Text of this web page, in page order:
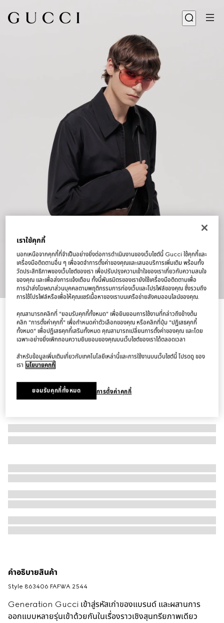
/12
กระเป๋า Lunetta small crossbody bag
฿39,500
ตัวแปร ผ้าแคนวาส GG สีน้ำตาลเข้ม
คำอธิบายสินค้า
Style ‎863406 FAFWA 2544
Generation Gucci เข้าสู่รหัสเก่าของแบรนด์ และผสานการ
ออกแบบหลายรุ่นเข้าด้วยกันในเรื่องราวเชิงสุนทรียภาพเดียว
เราใช้คุกกี้
นอกเหนือจากคุกกี้ที่จำเป็นอย่างยิ่งต่อการดำเนินงานของเว็บไซต์นี้ Gucci ใช้คุกกี้และ
เครื่องมือติดตามอื่น ๆ เพื่อจดจำการตั้งค่าของคุณและเสนอบริการเพิ่มเติม พร้อมทั้ง
วัดประสิทธิภาพของเว็บไซต์ของเรา เพื่อปรับปรุงความเข้าใจของเราเกี่ยวกับความสนใจ
ของคุณ และเพื่อส่งการแจ้งเตือน ทั้งนี้พันธมิตรของเรายังใช้เครื่องมือติดตามเพื่อ
การนำส่งโฆษณาส่วนบุคคลตามพฤติกรรมการท่องเว็บและโปรไฟล์ของคุณ ซึ่งรวมถึง
การใช้โปรไฟล์หรือเพื่อให้คุณแชร์เนื้อหาของเราบนเครือข่ายสังคมออนไลน์ของคุณ.
คุณสามารถคลิกที่ "ยอมรับคุกกี้ทั้งหมด" เพื่อยินยอมการใช้งานที่กล่าวถึงข้างต้น
คลิก "การตั้งค่าคุกกี้" เพื่อกำหนดค่าตัวเลือกของคุณ หรือคลิกที่ปุ่ม "ปฏิเสธคุกกี้
ทั้งหมด" เพื่อปฏิเสธคุกกี้เสริมทั้งหมด คุณสามารถเปลี่ยนการตั้งค่าของคุณ และโดย
เฉพาะอย่างยิ่งเพิกถอนความยินยอมของคุณบนเว็บไซต์ของเราได้ตลอดเวลา
สำหรับข้อมูลเพิ่มเติมเกี่ยวกับเทคโนโลยีเหล่านี้และการใช้งานบนเว็บไซต์นี้ โปรดดู ของ
เรา นโยบายคุกกี้
การตั้งค่าคุกกี้
ยอมรับคุกกี้ทั้งหมด